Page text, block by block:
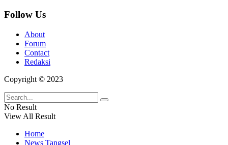
Follow Us
About
Forum
Contact
Redaksi
Copyright © 2023
No Result
View All Result
Home
News Tangsel